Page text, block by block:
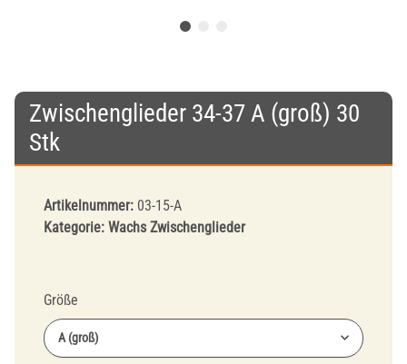
Zwischenglieder 34-37 A (groß) 30
Stk
Artikelnummer: 03-15-A
Kategorie: Wachs Zwischenglieder
Größe
A (groß)